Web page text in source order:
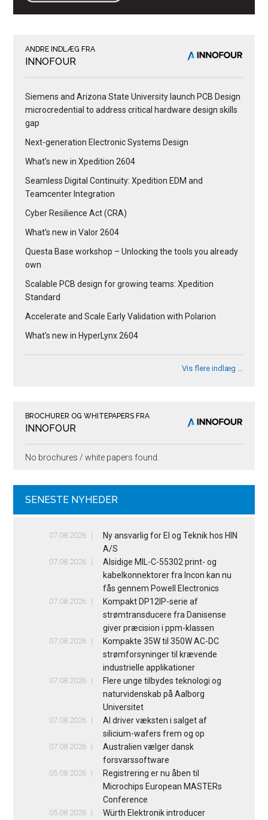
ANDRE INDLÆG FRA
INNOFOUR
Siemens and Arizona State University launch PCB Design
microcredential to address critical hardware design skills
gap
Next-generation Electronic Systems Design
What’s new in Xpedition 2604
Seamless Digital Continuity: Xpedition EDM and
Teamcenter Integration
Cyber Resilience Act (CRA)
What’s new in Valor 2604
Questa Base workshop – Unlocking the tools you already
own
Scalable PCB design for growing teams: Xpedition
Standard
Accelerate and Scale Early Validation with Polarion
What’s new in HyperLynx 2604
Vis flere indlæg …
BROCHURER OG WHITEPAPERS FRA
INNOFOUR
No brochures / white papers found.
SENESTE NYHEDER
07.08.2026
Ny ansvarlig for El og Teknik hos HIN
A/S
07.08.2026
Alsidige MIL-C-55302 print- og
kabelkonnektorer fra Incon kan nu
fås gennem Powell Electronics
07.08.2026
Kompakt DP12IP-serie af
strømtransducere fra Danisense
giver præcision i ppm-klassen
07.08.2026
Kompakte 35W til 350W AC-DC
strømforsyninger til krævende
industrielle applikationer
07.08.2026
Flere unge tilbydes teknologi og
naturvidenskab på Aalborg
Universitet
07.08.2026
AI driver væksten i salget af
silicium-wafers frem og op
07.08.2026
Australien vælger dansk
forsvarssoftware
05.08.2026
Registrering er nu åben til
Microchips European MASTERs
Conference
05.08.2026
Würth Elektronik introducer